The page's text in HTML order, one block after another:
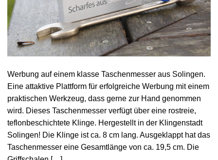
Werbung auf einem klasse Taschenmesser aus Solingen.
Eine attaktive Plattform für erfolgreiche Werbung mit einem
praktischen Werkzeug, dass gerne zur Hand genommen
wird. Dieses Taschenmesser verfügt über eine rostreie,
teflonbeschichtete Klinge. Hergestellt in der Klingenstadt
Solingen! Die Klinge ist ca. 8 cm lang. Ausgeklappt hat das
Taschenmesser eine Gesamtlänge von ca. 19,5 cm. Die